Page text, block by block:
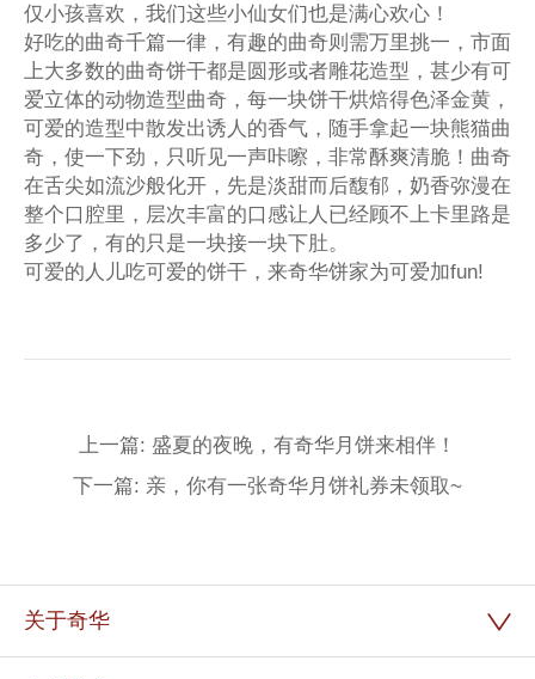
仅小孩喜欢，我们这些小仙女们也是满心欢心！
好吃的曲奇千篇一律，有趣的曲奇则需万里挑一，市面
上大多数的曲奇饼干都是圆形或者雕花造型，甚少有可
爱立体的动物造型曲奇，每一块饼干烘焙得色泽金黄，
可爱的造型中散发出诱人的香气，随手拿起一块熊猫曲
奇，使一下劲，只听见一声咔嚓，非常酥爽清脆！曲奇
在舌尖如流沙般化开，先是淡甜而后馥郁，奶香弥漫在
整个口腔里，层次丰富的口感让人已经顾不上卡里路是
多少了，有的只是一块接一块下肚。
可爱的人儿吃可爱的饼干，来奇华饼家为可爱加fun!
上一篇: 盛夏的夜晚，有奇华月饼来相伴！
下一篇: 亲，你有一张奇华月饼礼券未领取~
关于奇华